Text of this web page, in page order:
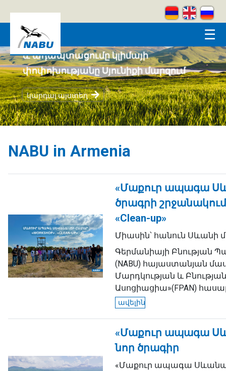
☰
Կրեատիվ լեռներ
կարդալ այստեղ
NABU in Armenia
«Մաքուր ապագա
ծրագրի շրջանակում
«Clean-up»
Միասին՝ հանուն Սևանի
Գերմանիայի Բնության
(NABU) հայաստանյան
Մարդկության և
Ասոցիացիա»(FPAN)
ավելին
«Մաքուր ապագա
նոր ծրագիր
«Մաքուր ապագա Սևանա